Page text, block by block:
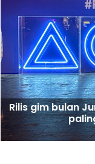
Rilis gim bulan